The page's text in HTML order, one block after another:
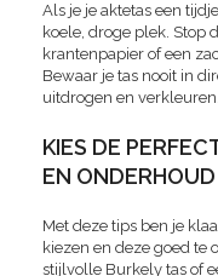
Als je je aktetas een
koele, droge plek. Stop
krantenpapier of een
Bewaar je tas nooit in
uitdrogen en verkleuren.
KIES DE
EN
Met deze tips ben je
kiezen en deze goed te
stijlvolle Burkely tas of